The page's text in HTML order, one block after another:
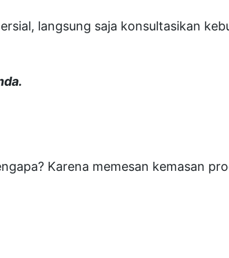
langsung saja konsultasikan
Karena memesan kemasan